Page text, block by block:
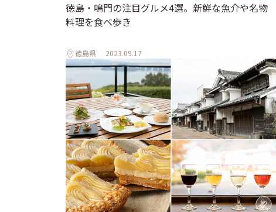
徳島・鳴門の注目グルメ4選。新鮮な魚介や名物
料理を食べ歩き
徳島県 2023.09.17